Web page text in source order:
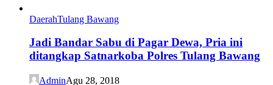
DaerahTulang Bawang
Jadi Bandar Sabu di Pagar Dewa, Pria ini
ditangkap Satnarkoba Polres Tulang Bawang
AdminAgu 28, 2018